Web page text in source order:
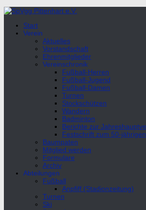
Unter
Inhalt
Start
Verein
Aktuelles
Vorstandschaft
Ehrenmitglieder
Vereinschronik
Fußball-Herren
Fußball-Jugend
Fußball-Damen
Turnen
Stockschützen
Wandern
Badminton
Berichte zur
Festschrift zum 50-
Baumpaten
Mitglied werden
Formulare
Archiv
Abteilungen
Fußball
Anpfiff (Stadionzeitung)
Turnen
Ski